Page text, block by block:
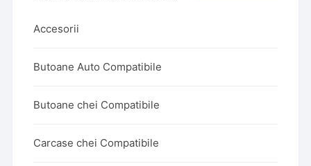
Accesorii
Butoane Auto Compatibile
Butoane chei Compatibile
Carcase chei Compatibile